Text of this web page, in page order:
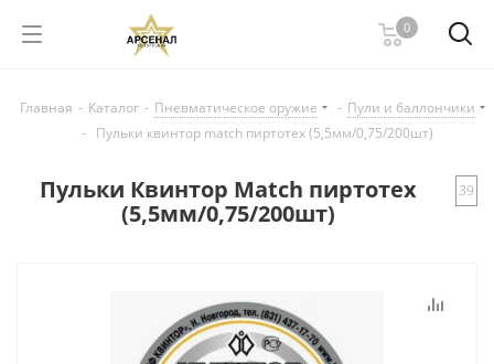
0
Главная - Каталог - Пневматическое оружие - Пули и баллончики
-
Пульки квинтор match пиртотех (5,5мм/0,75/200шт)
Пульки Квинтор Match пиртотех
(5,5мм/0,75/200шт)
39